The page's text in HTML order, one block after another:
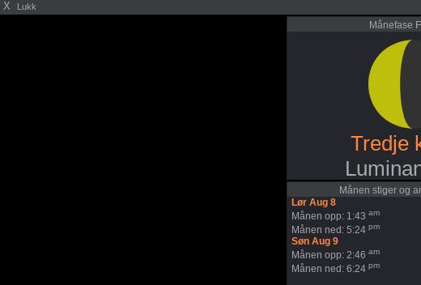
X Lukk
Månefase
Tredje
Månen stiger og
Lør Aug 8
Månen opp: 1:43 am
Månen ned: 5:24 pm
Søn Aug 9
Månen opp: 2:46 am
Månen ned: 6:24 pm